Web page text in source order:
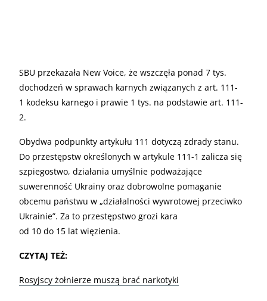
SBU przekazała New Voice, że wszczęła ponad 7 tys.
dochodzeń w sprawach karnych związanych z art. 111-
1 kodeksu karnego i prawie 1 tys. na podstawie art. 111-
2.
Obydwa podpunkty artykułu 111 dotyczą zdrady stanu.
Do przestępstw określonych w artykule 111-1 zalicza się
szpiegostwo, działania umyślnie podważające
suwerenność Ukrainy oraz dobrowolne pomaganie
obcemu państwu w „działalności wywrotowej przeciwko
Ukrainie”. Za to przestępstwo grozi kara
od 10 do 15 lat więzienia.
CZYTAJ TEŻ:
Rosyjscy żołnierze muszą brać narkotyki